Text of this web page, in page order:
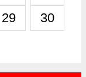
29
30